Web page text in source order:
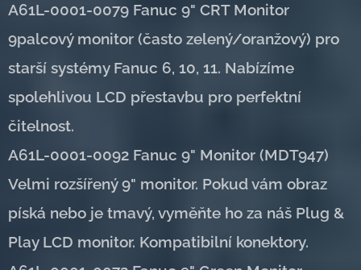
A61L-0001-0079 Fanuc 9" CRT Monitor
9palcový monitor (často zelený/oranžový) pro
starší systémy Fanuc 6, 10, 11. Nabízíme
spolehlivou LCD přestavbu pro perfektní
čitelnost.
A61L-0001-0092 Fanuc 9" Monitor (MDT947)
Velmi rozšířený 9" monitor. Pokud vám obraz
píská nebo je tmavý, vyměňte ho za náš Plug &
Play LCD monitor. Kompatibilní konektory.